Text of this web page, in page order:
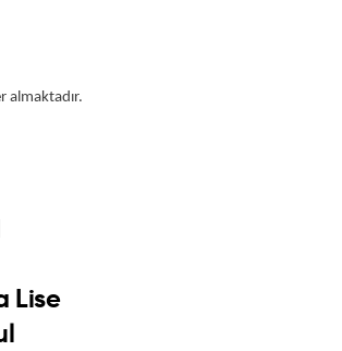
almaktadır.
Lise